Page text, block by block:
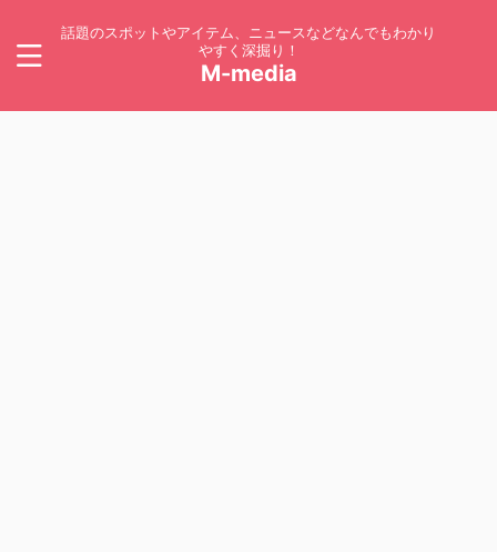
話題のスポットやアイテム、ニュースなどなんでもわかり
やすく深掘り！
M-media